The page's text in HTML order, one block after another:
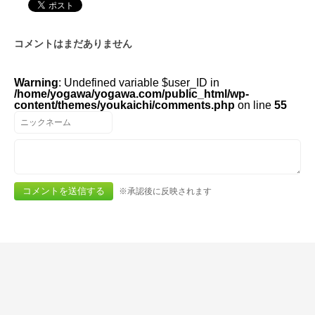
コメントはまだありません
Warning: Undefined variable $user_ID in
/home/yogawa/yogawa.com/public_html/wp-
content/themes/youkaichi/comments.php on line 55
※承認後に反映されます